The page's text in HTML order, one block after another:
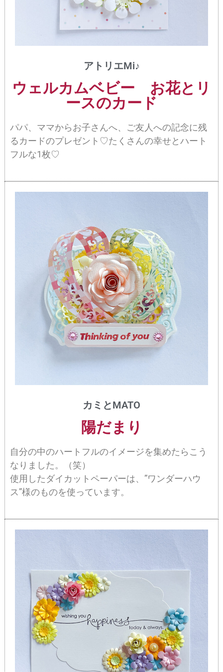
アトリエMi♪
ウェルカムベビー お花とリ
ースのカード
パパ、ママからお子さんへ、ご友人への記念に残
るカードのプレゼント♡たくさんの幸せとハート
フルな1枚♡
カミとMATO
陽だまり
自分の中のハートフルのイメージを集めたらこう
なりました。（笑）
使用したダイカットペーパーは、”ワンダーハウ
ス”様のものを使っています。